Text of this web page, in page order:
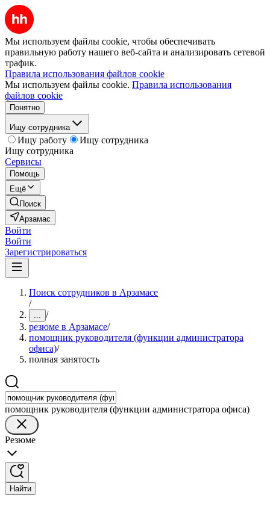
Мы используем файлы cookie, чтобы обеспечивать
правильную работу нашего веб-сайта и анализировать сетевой
трафик.
Правила использования файлов cookie
Мы используем файлы cookie. Правила использования
файлов cookie
Понятно
Ищу сотрудника
Ищу работу
Ищу сотрудника
Ищу сотрудника
Сервисы
Помощь
Ещё
Поиск
Арзамас
Войти
Войти
Зарегистрироваться
Поиск сотрудников в Арзамасе
/
... /
резюме в Арзамасе/
помощник руководителя (функции администратора
офиса)/
полная занятость
помощник руководителя (функции администратора офиса)
Резюме
Найти